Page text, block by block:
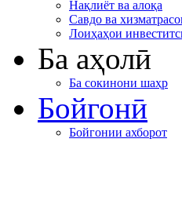
Нақлиёт ва алоқа
Савдо ва
Лоиҳаҳои
Ба аҳолӣ
Ба сокинони шаҳр
Бойгонӣ
Бойгонии ахборот